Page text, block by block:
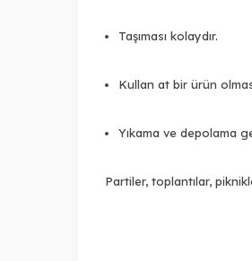
Taşıması kolaydır.
Kullan at bir ürün
Yıkama ve depolama
Partiler, toplantılar,